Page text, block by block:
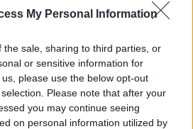
My Personal Information
the sale, sharing to third parties, or
or sensitive information for
please use the below opt-out
Please note that after your
you may continue seeing
on personal information utilized by
ar proteīnu vai kādu no
rūpīgi seko līdzi produktu
tos, kuros ir dabiskas,
kāda, saprotams, ir